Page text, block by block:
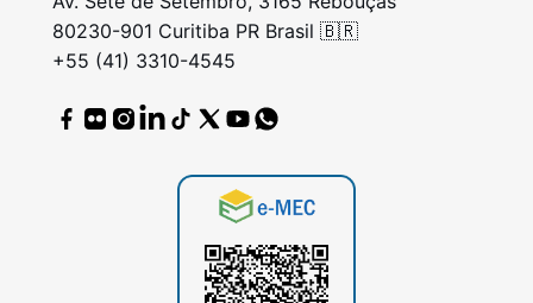
80230-901 Curitiba PR Brasil 🇧🇷
+55 (41) 3310-4545